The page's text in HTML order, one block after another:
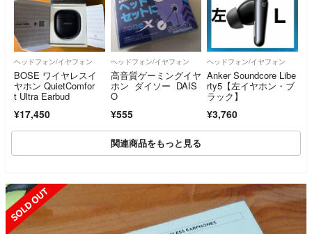
ヘッドフォン/イヤフォン
BOSE ワイヤレスイ
ヤホン QuietComfor
t Ultra Earbud
¥17,450
ヘッドフォン/イヤフォン
高音質ゲーミングイヤ
ホン ダイソー DAIS
O
¥555
ヘッドフォン/イヤフォン
Anker Soundcore Libe
rty5【左イヤホン・ブ
ラック】
¥3,760
関連商品をもっと見る